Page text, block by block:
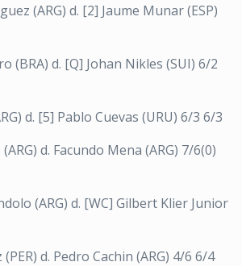
(ARG) d. [2] Jaume Munar (ESP)
(BRA) d. [Q] Johan Nikles (SUI) 6/2
d. [5] Pablo Cuevas (URU) 6/3 6/3
d. Facundo Mena (ARG) 7/6(0)
(ARG) d. [WC] Gilbert Klier Junior
d. Pedro Cachin (ARG) 4/6 6/4